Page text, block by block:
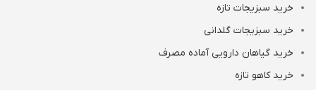
خرید سبزیجات تازه
خرید سبزیجات گلدانی
خرید گیاهان دارویی آماده مصرف
خرید کاهو تازه